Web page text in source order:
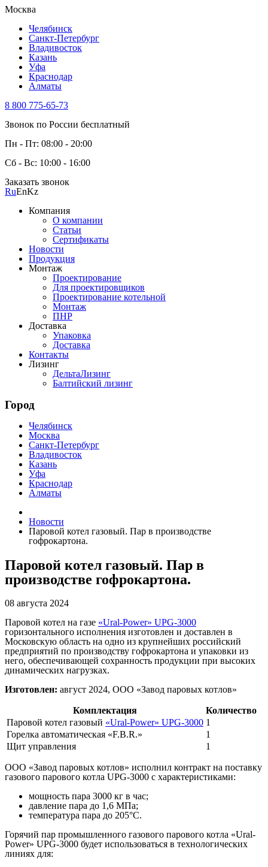
Москва
Челябинск
Санкт-Петербург
Владивосток
Казань
Уфа
Краснодар
Алматы
8 800 775-65-73
Звонок по России бесплатный
Пн - Пт: 08:00 - 20:00
Сб - Вс: 10:00 - 16:00
Заказать звонок
RuEnKz
Компания
О компании
Статьи
Сертификаты
Новости
Продукция
Монтаж
Проектирование
Для проектировщиков
Проектирование котельной
Монтаж
ПНР
Доставка
Упаковка
Доставка
Контакты
Лизинг
ДельтаЛизинг
Балтийский лизинг
Город
Челябинск
Москва
Санкт-Петербург
Владивосток
Казань
Уфа
Краснодар
Алматы
Новости
Паровой котел газовый. Пар в производстве
гофрокартона.
Паровой котел газовый. Пар в
производстве гофрокартона.
08 августа 2024
Паровой котел на газе «Ural-Power» UPG-3000
горизонтального исполнения изготовлен и доставлен в
Московскую область на одно из крупнейших российский
предприятий по производству гофрокартона и упаковки из
него, обеспечивающей сохранность продукции при высоких
динамических нагрузках.
Изготовлен: август 2024, ООО «Завод паровых котлов»
Комплектация
Количество
Паровой котел газовый «Ural-Power» UPG-3000 1
Горелка автоматическая «F.B.R.»
1
Щит управления
1
ООО «Завод паровых котлов» исполнил контракт на поставку
газового парового котла UPG-3000 с характеристиками:
мощность пара 3000 кг в час;
давление пара до 1,6 МПа;
температура пара до 205°С.
Горячий пар промышленного газового парового котла «Ural-
Power» UPG-3000 будет использоваться в технологических
линиях для: